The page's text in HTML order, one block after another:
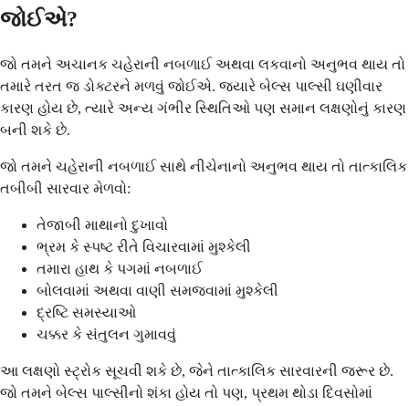
જોઈએ?
જો તમને અચાનક ચહેરાની નબળાઈ અથવા લકવાનો અનુભવ થાય તો
તમારે તરત જ ડોક્ટરને મળવું જોઈએ. જ્યારે બેલ્સ પાલ્સી ઘણીવાર
કારણ હોય છે, ત્યારે અન્ય ગંભીર સ્થિતિઓ પણ સમાન લક્ષણોનું કારણ
બની શકે છે.
જો તમને ચહેરાની નબળાઈ સાથે નીચેનાનો અનુભવ થાય તો તાત્કાલિક
તબીબી સારવાર મેળવો:
તેજાબી માથાનો દુખાવો
ભ્રમ કે સ્પષ્ટ રીતે વિચારવામાં મુશ્કેલી
તમારા હાથ કે પગમાં નબળાઈ
બોલવામાં અથવા વાણી સમજવામાં મુશ્કેલી
દ્રષ્ટિ સમસ્યાઓ
ચક્કર કે સંતુલન ગુમાવવું
આ લક્ષણો સ્ટ્રોક સૂચવી શકે છે, જેને તાત્કાલિક સારવારની જરૂર છે.
જો તમને બેલ્સ પાલ્સીનો શંકા હોય તો પણ, પ્રથમ થોડા દિવસોમાં